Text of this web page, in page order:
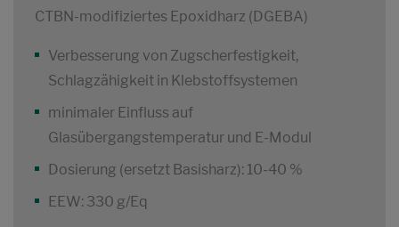
CTBN-modifiziertes Epoxidharz (DGEBA)
Verbesserung von Zugscherfestigkeit,
Schlagzähigkeit in Klebstoffsystemen
minimaler Einfluss auf
Glasübergangstemperatur und E-Modul
Dosierung (ersetzt Basisharz): 10-40 %
EEW: 330 g/Eq